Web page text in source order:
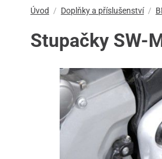
Úvod Doplňky a příslušenství
Stupačky SW-